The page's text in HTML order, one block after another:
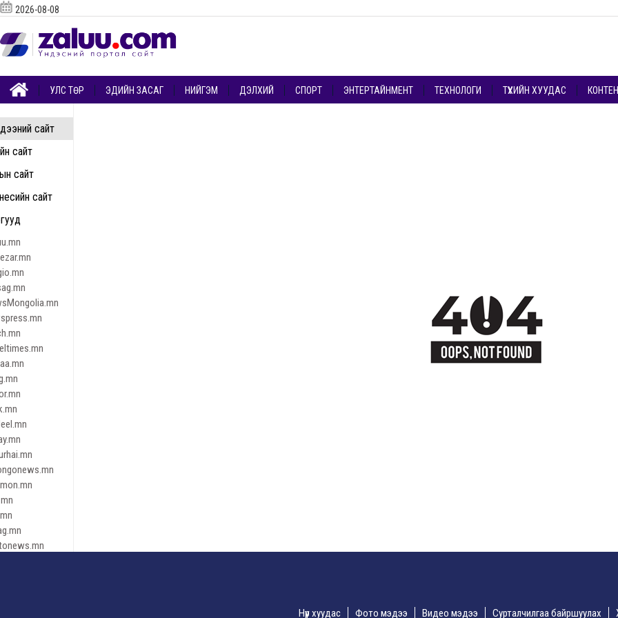
сайт
сайт
сайт
сайт
2026-08-08
УЛС ТӨР ЭДИЙН ЗАСАГ НИЙГЭМ ДЭЛХИЙ СПОРТ ЭНТЕРТАЙНМЕНТ ТЕХНОЛОГИ ТҮҮХИЙН ХУУДАС
Нүүр хуудас Фото мэдээ Видео мэдээ Сурталчилгаа байршуулах